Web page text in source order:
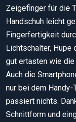
Zeigefinger für die
Handschuh leicht
Fingerfertigkeit
Lichtschalter, Hupe
gut ertasten wie
Auch die
nur bei dem
passiert nichts.
Schnittform und